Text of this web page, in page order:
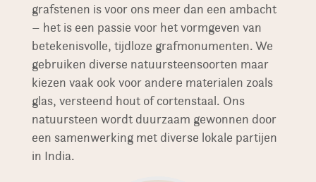
grafstenen is voor ons meer dan een ambacht
– het is een passie voor het vormgeven van
betekenisvolle, tijdloze grafmonumenten. We
gebruiken diverse natuursteensoorten maar
kiezen vaak ook voor andere materialen zoals
glas, versteend hout of cortenstaal. Ons
natuursteen wordt duurzaam gewonnen door
een samenwerking met diverse lokale partijen
in India.